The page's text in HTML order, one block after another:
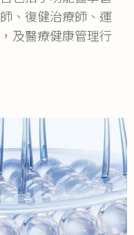
、復健治療師、運
及醫療健康管理行